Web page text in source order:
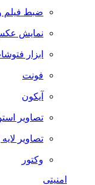
ضبط
نمایش
ابزار
فونت
آیکون
تصاویر
تصاویر لایه
وکتور
امنیتی